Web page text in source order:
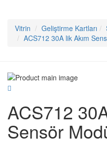
Vitrin Geliştirme Kartları
ACS712 30A lik Akım
ACS712
Sensör